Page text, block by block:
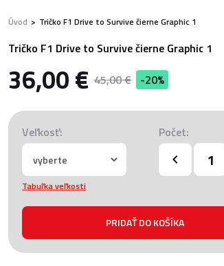
Úvod > Tričko F1 Drive to Survive čierne Graphic 1
Tričko F1 Drive to Survive čierne Graphic 1
36,00 € 45,00 € -20%
Veľkosť: Počet:
Tabuľka veľkosti